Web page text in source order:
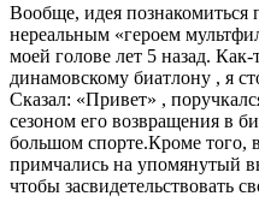
Вообще, идея познакомиться
нереальным «героем
моей голове лет 5 назад.
динамовскому биатлону , я
Сказал: «Привет» ,
сезоном его возвращения в
большом спорте.Кроме того,
примчались на упомянутый
чтобы засвидетельствовать